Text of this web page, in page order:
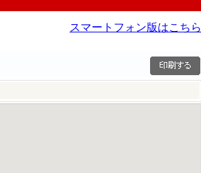
スマートフォン版はこちら